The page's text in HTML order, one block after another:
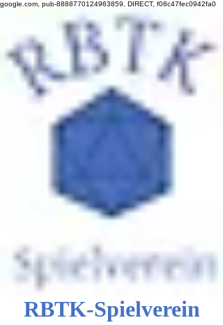
google.com, pub-8888770124963859, DIRECT, f08c47fec0942fa0
RBTK-Spielverein